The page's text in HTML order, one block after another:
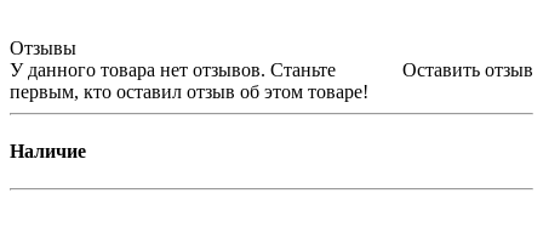
Отзывы
Оставить отзыв
У данного товара нет отзывов. Станьте
первым, кто оставил отзыв об этом товаре!
Наличие